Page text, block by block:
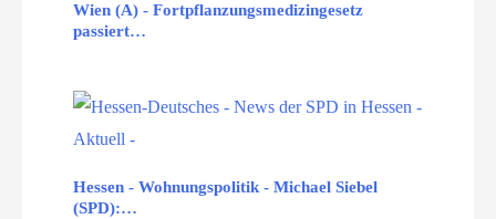
Wien (A) - Fortpflanzungsmedizingesetz
passiert…
Hessen - Wohnungspolitik - Michael Siebel
(SPD):…